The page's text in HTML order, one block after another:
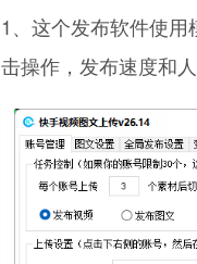
1、这个发布软件使
击操作，发布速度和人